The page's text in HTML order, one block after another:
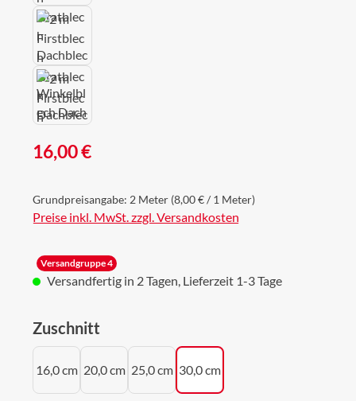
Regulärer Preis:
16,00 €
Grundpreisangabe: 2 Meter (8,00 € / 1 Meter)
Preise inkl. MwSt. zzgl. Versandkosten
Versandgruppe 4
Versandfertig in 2 Tagen, Lieferzeit 1-3 Tage
Zuschnitt
16,0 cm 20,0 cm 25,0 cm 30,0 cm